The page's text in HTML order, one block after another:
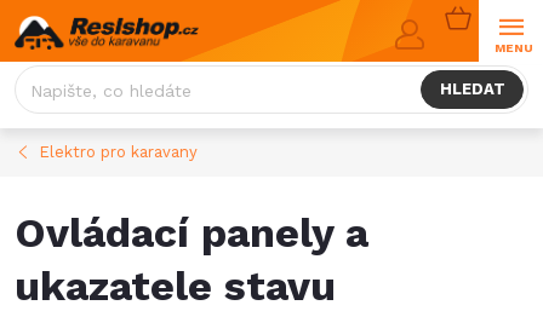
Přejít
na
obsah
HLEDAT
NÁKUPNÍ
KOŠÍK
Elektro pro karavany
Ovládací panely a
ukazatele stavu